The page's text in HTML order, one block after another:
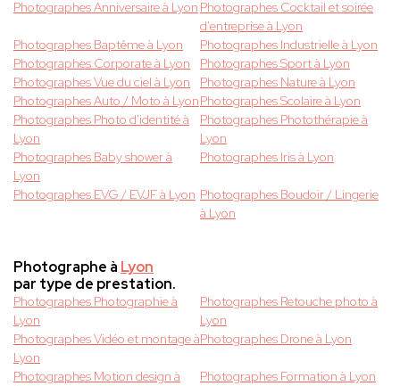
Photographes Anniversaire à Lyon Photographes Cocktail et soirée
d'entreprise à Lyon
Photographes Baptême à Lyon
Photographes Industrielle à Lyon
Photographes Corporate à Lyon
Photographes Sport à Lyon
Photographes Vue du ciel à Lyon
Photographes Nature à Lyon
Photographes Auto / Moto à LyonPhotographes Scolaire à Lyon
Photographes Photo d'identité à
Lyon
Photographes Photothérapie à
Lyon
Photographes Baby shower à
Lyon
Photographes Iris à Lyon
Photographes EVG / EVJF à Lyon Photographes Boudoir / Lingerie
à Lyon
Photographe à Lyon
par type de prestation.
Photographes Photographie à
Lyon
Photographes Retouche photo à
Lyon
Photographes Vidéo et montage à
Lyon
Photographes Drone à Lyon
Photographes Motion design à
Photographes Formation à Lyon